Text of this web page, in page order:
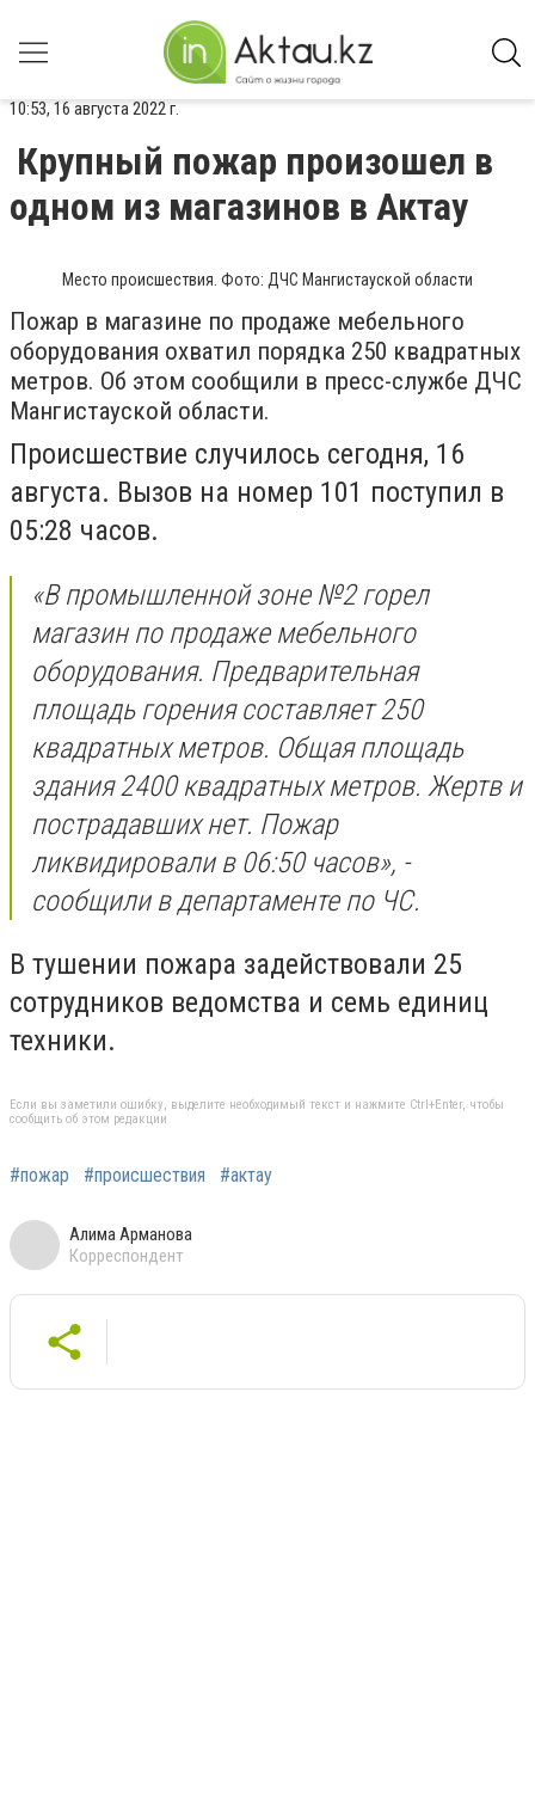
10:53, 16 августа 2022 г.
Крупный пожар произошел в
одном из магазинов в Актау
Место происшествия. Фото: ДЧС Мангистауской области
Пожар в магазине по продаже мебельного
оборудования охватил порядка 250 квадратных
метров. Об этом сообщили в пресс-службе ДЧС
Мангистауской области.
Происшествие случилось сегодня, 16
августа. Вызов на номер 101 поступил в
05:28 часов.
«В промышленной зоне №2 горел
магазин по продаже мебельного
оборудования. Предварительная
площадь горения составляет 250
квадратных метров. Общая площадь
здания 2400 квадратных метров. Жертв и
пострадавших нет. Пожар
ликвидировали в 06:50 часов», -
сообщили в департаменте по ЧС.
В тушении пожара задействовали 25
сотрудников ведомства и семь единиц
техники.
Если вы заметили ошибку, выделите необходимый текст и нажмите Ctrl+Enter, чтобы
сообщить об этом редакции
#пожар #происшествия #актау
Алима Арманова
Корреспондент